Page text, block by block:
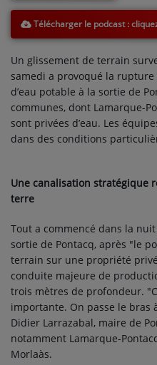
ÉDUCATION AUX MÉDIAS ET
L'INFORMATION
EN QUOI ÇA CONSISTE ?
ÉCOUTEZ LES PRODUCTIONS
PARTICIPEZ
RECRUTEMENT
VENEZ DANS LE PUBLIC !
CRÉATIONS AUDIOVISUELLES
L'ŒIL DE L'OIE | PRÉSENTATION
VIDÉOS | L’ŒIL DE L'OIE
VIDÉOS | JEUX
Télécharger le podcast
Un glissement de terrain
samedi a provoqué la
d’eau potable à la sortie de
communes, dont Lamarque-
sont privées d’eau. Les
dans des conditions
Une canalisation stratégique
terre
Tout a commencé dans la
sortie de Pontacq, après "le
terrain sur une propriété
conduite majeure de
trois mètres de profondeur.
importante. On passe le bras
Didier Larrazabal, maire de
notamment Lamarque-
Morlaàs.